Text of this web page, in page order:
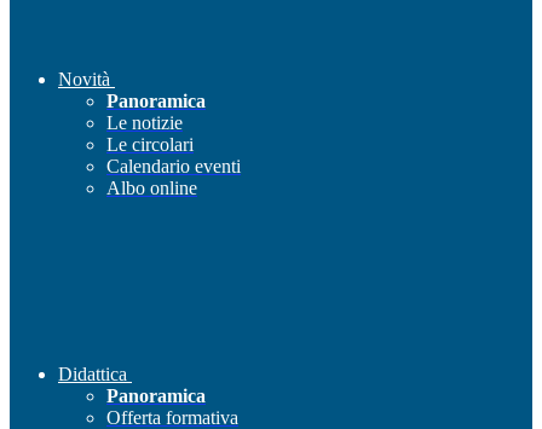
Novità
Panoramica
Le notizie
Le circolari
Calendario eventi
Albo online
Didattica
Panoramica
Offerta formativa